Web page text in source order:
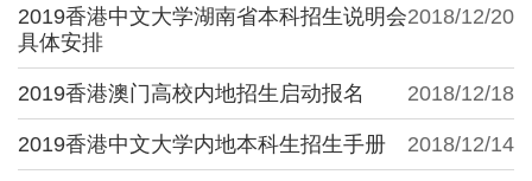
2018/12/20
2019香港中文大学湖南省本科招生说明会
具体安排
2018/12/18
2019香港澳门高校内地招生启动报名
2018/12/14
2019香港中文大学内地本科生招生手册